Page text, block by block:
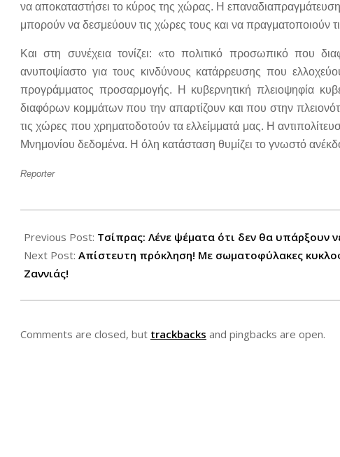
να αποκαταστήσει το κύρος της χώρας. Η
μπορούν να δεσμεύουν τις χώρες τους και να πραγματοποιούν
Και στη συνέχεια τονίζει: «το πολιτικό προσωπικό που
ανυποψίαστο για τους κινδύνους κατάρρευσης που
προγράμματος προσαρμογής. Η κυβερνητική πλειοψηφία
διαφόρων κομμάτων που την απαρτίζουν και που στην
τις χώρες που χρηματοδοτούν τα ελλείμματά μας. Η
Μνημονίου δεδομένα. Η όλη κατάσταση θυμίζει το γνωστό
Reporter
07-
18
Previous Post: Τσίπρας: Λένε ψέματα ότι δεν θα υπάρξουν
Next Post: Απίστευτη πρόκληση! Με σωματοφύλακες
Ζαννιάς!
Comments are closed, but trackbacks and pingbacks are open.